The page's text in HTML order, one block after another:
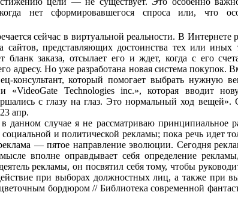
нет сформировавшегося спроса или, что
сейчас в виртуальной реальности. В Интернете
представляющих достоинства тех или иных
заказа, отсылает его и ждет, когда с его
адресу. Но уже разработа­на новая система покупок.
консультант, который помогает выбрать нужную
«VideoGate Technologies inc.», которая вводит
с глазу на глаз. Это нормальный ход вещей».
апр.
в данном случае я не рассматриваю принципиальное
и политической рекламы; пока речь идет
— пятое направление эволюции. Сегодня
вполне оправдывает себя определение
рекламы, он посвятил себя тому, чтобы
при выборах должностных лиц, а также при
бордюром // Библиотека современной